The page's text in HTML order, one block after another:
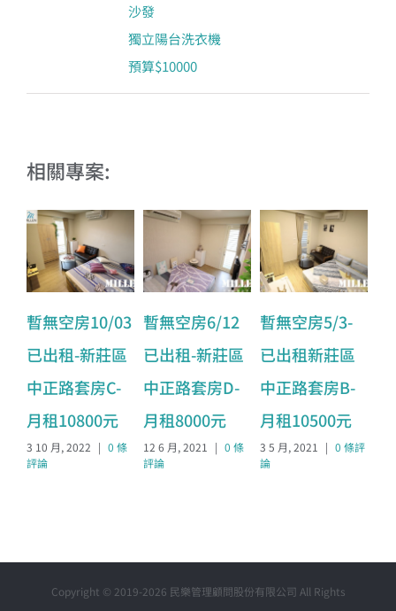
沙發
獨立陽台洗衣機
預算$10000
相關專案:
暫無空房10/03
已出租-新莊區
中正路套房C-
月租10800元
3 10 月, 2022 | 0 條
評論
暫無空房6/12
已出租-新莊區
中正路套房D-
月租8000元
12 6 月, 2021 | 0 條
評論
暫無空房5/3-
已出租新莊區
中正路套房B-
月租10500元
3 5 月, 2021 | 0 條評
論
Copyright © 2019-2026 民樂管理顧問股份有限公司 All Rights